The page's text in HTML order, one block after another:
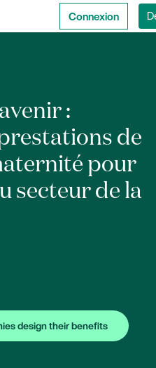
Connexion
:
de
pour
secteur de la
design their benefits